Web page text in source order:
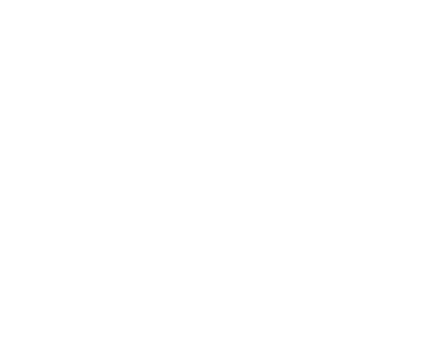
经触犯《中华人民共和国刑法》第二百三十七条之规定，涉嫌猥亵儿童罪。根据《中
女学生系主动联系校长。万宁宣传部14日凌晨称，法医鉴定组13日晚对4名涉事学生
，听我老婆说第一次的(检测)结果，和第二次的(检测)结果是不一样的。第二次的结果
医院，那个医生说没什么，(处女膜)都不破。他们都是这个样子说的。
结论。但是，问题就在于，妇检结果和所谓的“主动”就可以决定幼女没有受侵害吗？
社会道德底线的事情。应有健全的法律机制惩责之,才符合公平合理的原则。
被做成新闻标题广泛传播时，这似乎是警方在为校长开脱，这种表态让人十分反感。
的善意，还是避免执法误解和司法矛盾，废止“嫖宿幼女立法”已成当务之急。